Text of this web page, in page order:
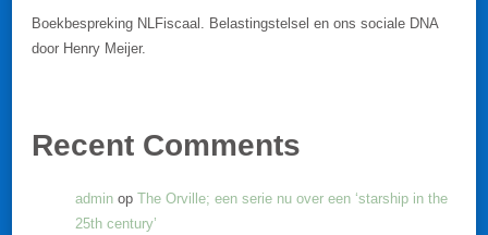
Boekbespreking NLFiscaal. Belastingstelsel en ons sociale DNA
door Henry Meijer.
Recent Comments
admin op The Orville; een serie nu over een ‘starship in the
25th century’